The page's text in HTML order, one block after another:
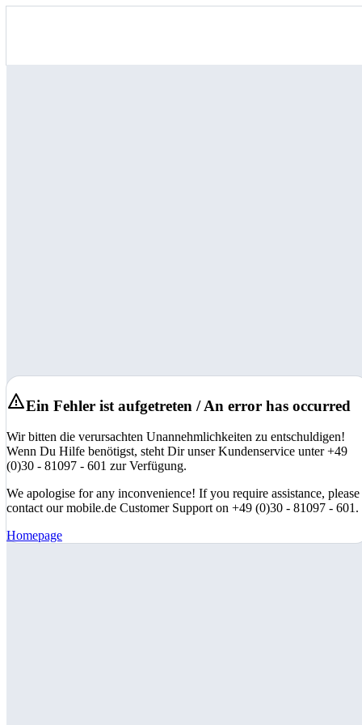
Ein Fehler ist aufgetreten / An error has occurred
Wir bitten die verursachten Unannehmlichkeiten zu entschuldigen!
Wenn Du Hilfe benötigst, steht Dir unser Kundenservice unter +49
(0)30 - 81097 - 601 zur Verfügung.
We apologise for any inconvenience! If you require assistance, please
contact our mobile.de Customer Support on +49 (0)30 - 81097 - 601.
Homepage